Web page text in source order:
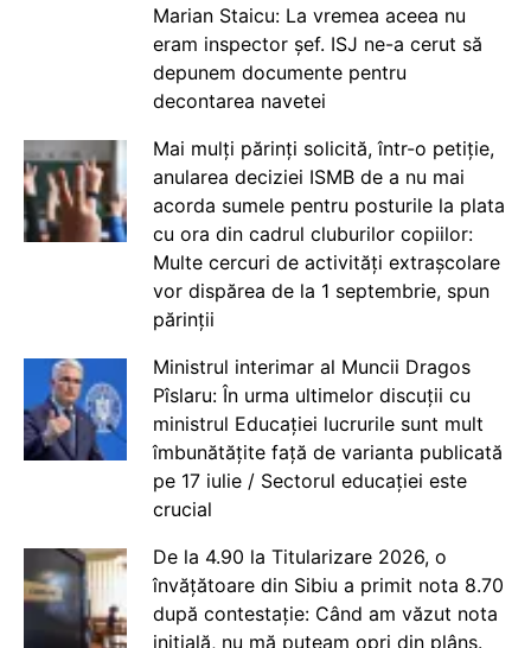
Marian Staicu: La vremea aceea nu
eram inspector șef. ISJ ne-a cerut să
depunem documente pentru
decontarea navetei
Mai mulți părinți solicită, într-o petiție,
anularea deciziei ISMB de a nu mai
acorda sumele pentru posturile la plata
cu ora din cadrul cluburilor copiilor:
Multe cercuri de activități extrașcolare
vor dispărea de la 1 septembrie, spun
părinții
Ministrul interimar al Muncii Dragos
Pîslaru: În urma ultimelor discuții cu
ministrul Educației lucrurile sunt mult
îmbunătățite față de varianta publicată
pe 17 iulie / Sectorul educației este
crucial
De la 4.90 la Titularizare 2026, o
învățătoare din Sibiu a primit nota 8.70
după contestație: Când am văzut nota
inițială, nu mă puteam opri din plâns.